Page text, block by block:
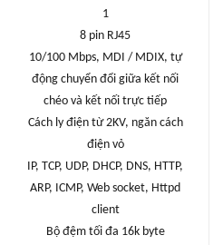
1
8 pin RJ45
10/100 Mbps, MDI / MDIX, tự
động chuyển đổi giữa kết nối
chéo và kết nối trực tiếp
Cách ly điện từ 2KV, ngăn cách
điện vỏ
IP, TCP, UDP, DHCP, DNS, HTTP,
ARP, ICMP, Web socket, Httpd
client
Bộ đệm tối đa 16k byte